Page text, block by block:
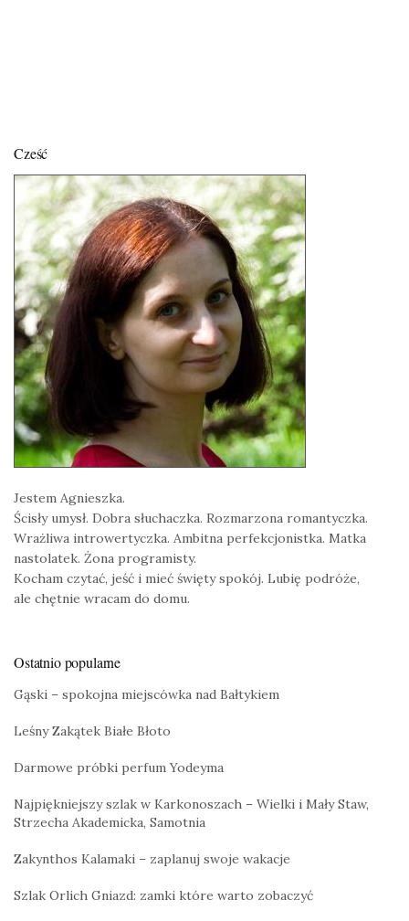
Cześć
Jestem Agnieszka.
Ścisły umysł. Dobra słuchaczka. Rozmarzona romantyczka.
Wrażliwa introwertyczka. Ambitna perfekcjonistka. Matka
nastolatek. Żona programisty.
Kocham czytać, jeść i mieć święty spokój. Lubię podróże,
ale chętnie wracam do domu.
Ostatnio popularne
Gąski – spokojna miejscówka nad Bałtykiem
Leśny Zakątek Białe Błoto
Darmowe próbki perfum Yodeyma
Najpiękniejszy szlak w Karkonoszach – Wielki i Mały Staw,
Strzecha Akademicka, Samotnia
Zakynthos Kalamaki – zaplanuj swoje wakacje
Szlak Orlich Gniazd: zamki które warto zobaczyć